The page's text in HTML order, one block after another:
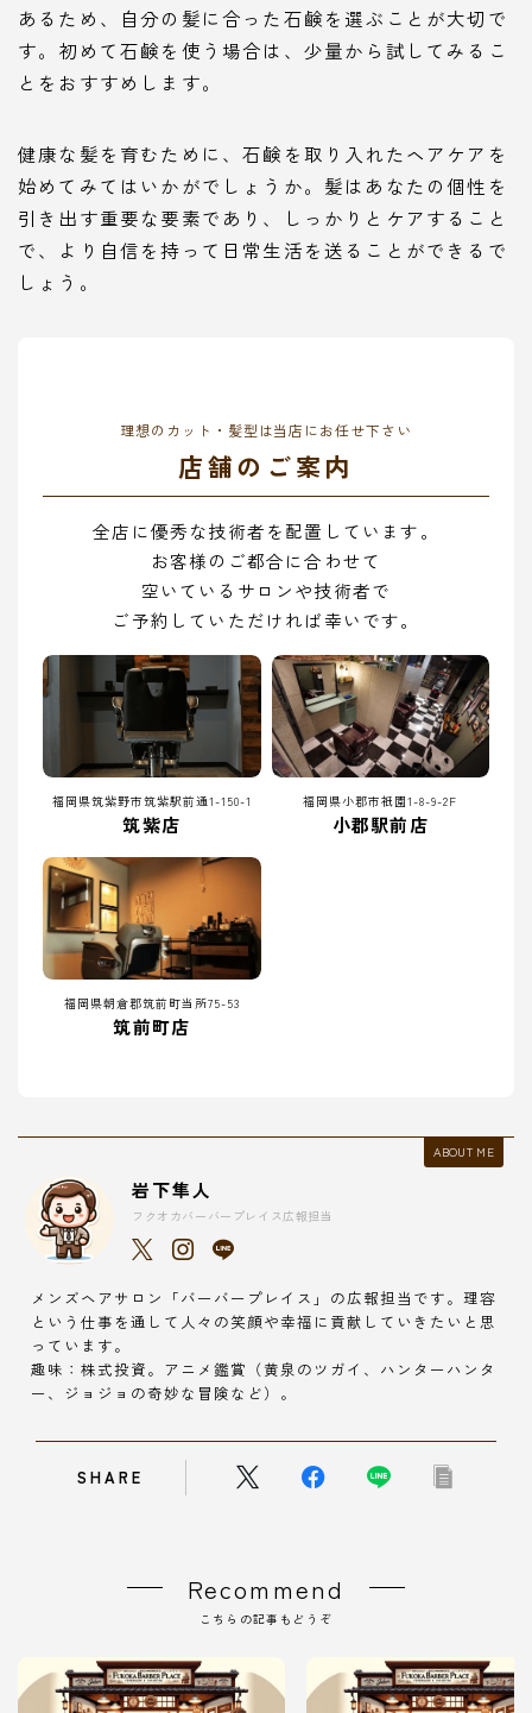
あるため、自分の髪に合った石鹸を選ぶことが大切で
す。初めて石鹸を使う場合は、少量から試してみるこ
とをおすすめします。
健康な髪を育むために、石鹸を取り入れたヘアケアを
始めてみてはいかがでしょうか。髪はあなたの個性を
引き出す重要な要素であり、しっかりとケアすること
で、より自信を持って日常生活を送ることができるで
しょう。
理想のカット・髪型は当店にお任せ下さい
店舗のご案内
全店に優秀な技術者を配置しています。
お客様のご都合に合わせて
空いているサロンや技術者で
ご予約していただければ幸いです。
福岡県筑紫野市筑紫駅前通1-150-1
筑紫店
福岡県小郡市祇園1-8-9-2F
小郡駅前店
福岡県朝倉郡筑前町当所75-53
筑前町店
ABOUT ME
岩下隼人
フクオカバーバープレイス広報担当
メンズヘアサロン「バーバープレイス」の広報担当です。理容
という仕事を通して人々の笑顔や幸福に貢献していきたいと思
っています。
趣味：株式投資。アニメ鑑賞（黄泉のツガイ、ハンターハンタ
ー、ジョジョの奇妙な冒険など）。
SHARE
Recommend
こちらの記事もどうぞ